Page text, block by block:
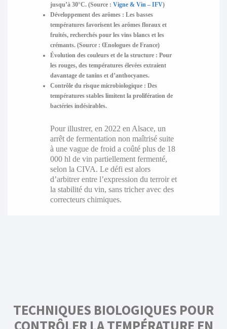
jusqu’à 30°C. (Source : Vigne & Vin – IFV)
Développement des arômes: Les basses
températures favorisent les arômes floraux et
fruités, recherchés pour les vins blancs et les
crémants. (Source : Œnologues de France)
Évolution des couleurs et de la structure: Pour
les rouges, des températures élevées extraient
davantage de tanins et d’anthocyanes.
Contrôle du risque microbiologique: Des
températures stables limitent la prolifération de
bactéries indésirables.
Pour illustrer, en 2022 en Alsace, un
arrêt de fermentation non maîtrisé suite
à une vague de froid a coûté plus de 18
000 hl de vin partiellement fermenté,
selon la CIVA. Le défi est alors
d’arbitrer entre l’expression du terroir et
la stabilité du vin, sans tricher avec des
correcteurs chimiques.
TECHNIQUES BIOLOGIQUES POUR
CONTRÔLER LA TEMPÉRATURE EN